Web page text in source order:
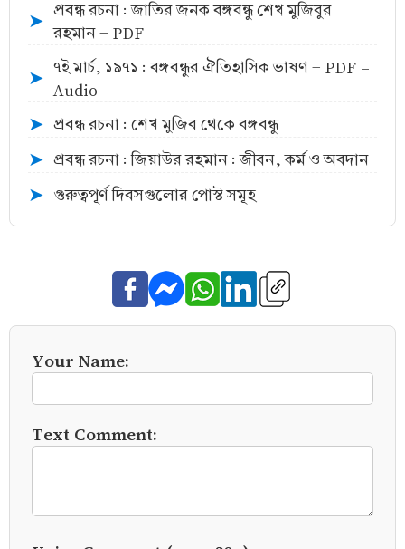
➤
প্রবন্ধ রচনা : জাতির জনক বঙ্গবন্ধু শেখ মুজিবুর
রহমান - PDF
➤
৭ই মার্চ, ১৯৭১ : বঙ্গবন্ধুর ঐতিহাসিক ভাষণ - PDF -
Audio
➤ প্রবন্ধ রচনা : শেখ মুজিব থেকে বঙ্গবন্ধু
➤ প্রবন্ধ রচনা : জিয়াউর রহমান : জীবন, কর্ম ও অবদান
➤ গুরুত্বপূর্ণ দিবসগুলোর পোস্ট সমূহ
Your Name:
Text Comment: